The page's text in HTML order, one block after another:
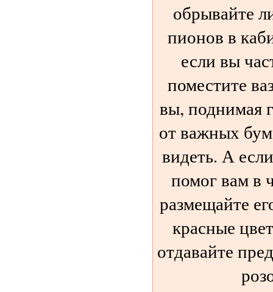
обрывайте
пионов в
если вы
поместите
вы, поднимая
от важных
видеть. А
помог вам в
размещайте
красные
отдавайте